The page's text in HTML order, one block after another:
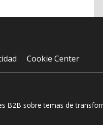
Cookie Center
B2B sobre temas de